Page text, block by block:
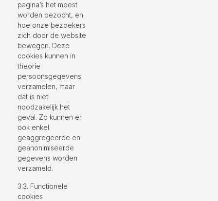
pagina’s het meest
worden bezocht, en
hoe onze bezoekers
zich door de website
bewegen. Deze
cookies kunnen in
theorie
persoonsgegevens
verzamelen, maar
dat is niet
noodzakelijk het
geval. Zo kunnen er
ook enkel
geaggregeerde en
geanonimiseerde
gegevens worden
verzameld.
3.3. Functionele
cookies